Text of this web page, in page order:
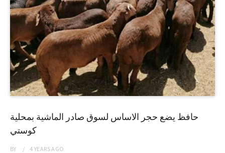
حافظ يضع حجر الاساس لسوق صادر الماشية بمحلية
كوستي
BY 4 YEARSAGO